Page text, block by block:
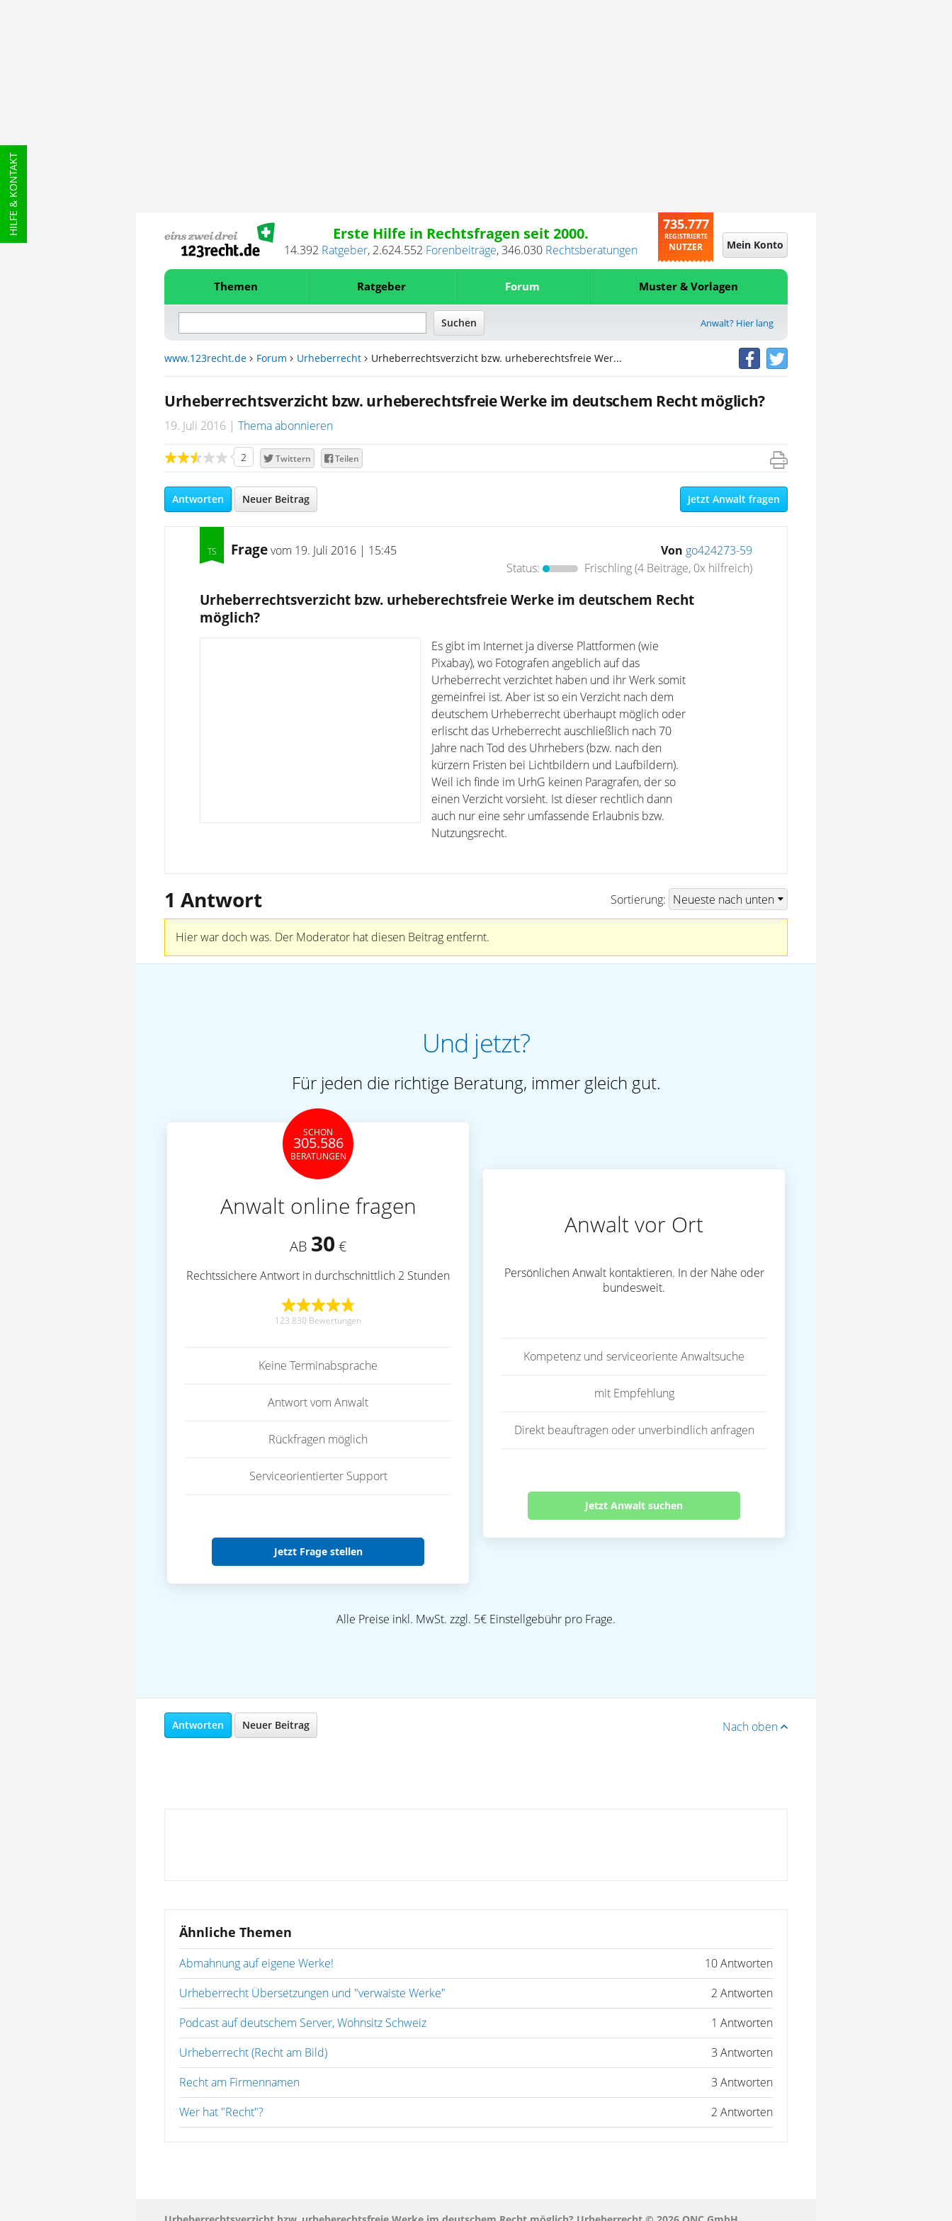
HILFE & KONTAKT Erste Hilfe in Rechtsfragen seit 2000.
14.392 Ratgeber, 2.624.552 Forenbeiträge,346.030 Rechtsberatungen
735.777
REGISTRIERTE
NUTZER Mein Konto
Themen Ratgeber Forum Muster & Vorlagen
Anwalt? Hier lang
www.123recht.de Forum Urheberrecht Urheberrechtsverzicht bzw. urheberechtsfreie Wer...
Urheberrechtsverzicht bzw. urheberechtsfreie Werke im deutschem Recht möglich?
19. Juli 2016 Thema abonnieren
2 Twittern Teilen
Antworten Neuer Beitrag Jetzt Anwalt fragen
Fragevom 19. Juli 2016 | 15:45 Von go424273-59
Status:
Frischling(4 Beiträge, 0x hilfreich)
Urheberrechtsverzicht bzw. urheberechtsfreie Werke im deutschem Recht
möglich?
Es gibt im Internet ja diverse Plattformen (wie
Pixabay), wo Fotografen angeblich auf das
Urheberrecht verzichtet haben und ihr Werk somit
gemeinfrei ist. Aber ist so ein Verzicht nach dem
deutschem Urheberrecht überhaupt möglich oder
erlischt das Urheberrecht auschließlich nach 70
Jahre nach Tod des Uhrhebers (bzw. nach den
kürzern Fristen bei Lichtbildern und Laufbildern).
Weil ich finde im UrhG keinen Paragrafen, der so
einen Verzicht vorsieht. Ist dieser rechtlich dann
auch nur eine sehr umfassende Erlaubnis bzw.
Nutzungsrecht.
1 Antwort Sortierung:
Hier war doch was. Der Moderator hat diesen Beitrag entfernt.
Und jetzt?
Für jeden die richtige Beratung, immer gleich gut.
SCHON
305.586
BERATUNGEN
Anwalt online fragen
AB 30 €
Rechtssichere Antwort in durchschnittlich 2 Stunden
123.830 Bewertungen
Keine Terminabsprache
Antwort vom Anwalt
Rückfragen möglich
Serviceorientierter Support
Jetzt Frage stellen
Anwalt vor Ort
Persönlichen Anwalt kontaktieren. In der Nähe oder
bundesweit.
Kompetenz und serviceoriente Anwaltsuche
mit Empfehlung
Direkt beauftragen oder unverbindlich anfragen
Jetzt Anwalt suchen
Alle Preise inkl. MwSt. zzgl. 5€ Einstellgebühr pro Frage.
Nach oben
Antworten Neuer Beitrag
Ähnliche Themen
Abmahnung auf eigene Werke!
10 Antworten
Urheberrecht Übersetzungen und "verwaiste Werke"
2 Antworten
Podcast auf deutschem Server, Wohnsitz Schweiz
1 Antworten
Urheberrecht (Recht am Bild)
3 Antworten
Recht am Firmennamen
3 Antworten
Wer hat "Recht"?
2 Antworten